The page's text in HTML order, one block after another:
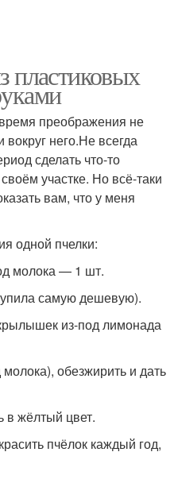
пластиковых
преображения не
него.Не всегда
сделать что-то
участке. Но всё-таки
вам, что у меня
одной пчелки:
молока — 1 шт.
самую дешевую).
из-под лимонада
обезжирить и дать
в жёлтый цвет.
пчёлок каждый год,